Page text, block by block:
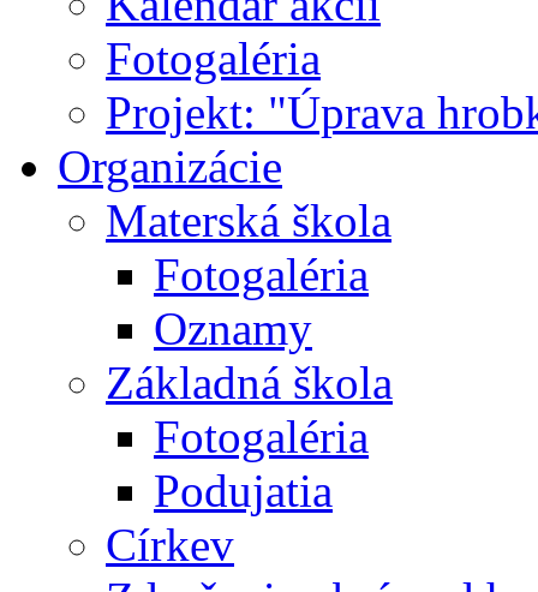
Fotogaléria
Projekt: "Úprava
Organizácie
Materská škola
Fotogaléria
Oznamy
Základná škola
Fotogaléria
Podujatia
Církev